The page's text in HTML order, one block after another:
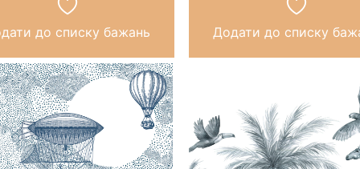
до списку бажань Додати до списку